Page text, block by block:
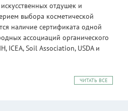
отдушек и
выбора косметической
наличие сертификата одной
ассоциаций органического
ICEA, Soil Association, USDA и
ЧИТАТЬ ВСЕ